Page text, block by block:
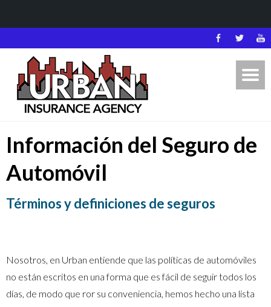
Información del Seguro de
Automóvil
Términos y definiciones de seguros
Nosotros, en Urban entiende que las políticas de automóviles
no están escritos en una forma que es fácil de seguir todos los
días, de modo que ror su conveniencia, hemos hecho una lista